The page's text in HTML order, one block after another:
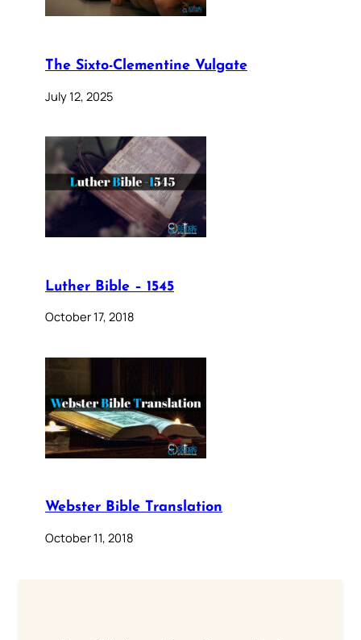
The Sixto-Clementine Vulgate
July 12, 2025
Luther Bible – 1545
October 17, 2018
Webster Bible Translation
October 11, 2018